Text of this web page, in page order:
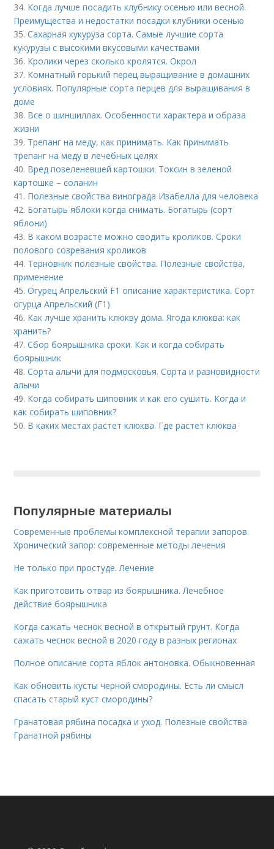
34. Когда лучше посадить клубнику осенью или весной.
Преимущества и недостатки посадки клубники осенью
35.Сахарная кукуруза сорта. Самые лучшие сорта
кукурузы с высокими вкусовыми качествами
36. Кролики через сколько кролятся. Окрол
37. Комнатный горький перец выращивание в домашних
условиях. Популярные сорта перцев для выращивания в
доме
38. Все о шиншиллах. Особенности характера и образа
жизни
39. Трепанг на меду, как принимать. Как принимать
трепанг на меду в лечебных целях
40. Вред позеленевшей картошки. Токсин в зеленой
картошке – соланин
41. Полезные свойства винограда Изабелла для человека
42. Богатырь яблоки когда снимать. Богатырь (сорт
яблони)
43. В каком возрасте можно сводить кроликов. Сроки
полового созревания кроликов
44. Терновник полезные свойства. Полезные свойства,
применение
45.Огурец Апрельский F1 описание характеристика. Сорт
огурца Апрельский (F1)
46. Как лучше хранить клюкву дома. Ягода клюква: как
хранить?
47.Сбор боярышника сроки. Как и когда собирать
боярышник
48.Сорта алычи для подмосковья. Сорта и разновидности
алычи
49. Когда собирать шиповник и как его сушить. Когда и
как собирать шиповник?
50. В каких местах растет клюква. Где растет клюква
Популярные материалы
Современные проблемы комплексной терапии запоров.
Хронический запор: современные методы лечения
Не только при простуде. Лечение
Как приготовить отвар из боярышника. Лечебное
действие боярышника
Когда сажать чеснок весной в открытый грунт. Когда
сажать чеснок весной в 2020 году в разных регионах
Полное описание сорта яблок антоновка. Обыкновенная
Как обновить кусты черной смородины. Есть ли смысл
спасать старый куст смородины?
Гранатовая рябина посадка и уход. Полезные свойства
Гранатной рябины